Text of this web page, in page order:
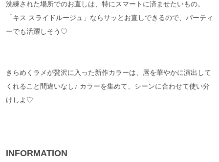
洗練された場所でのお直しは、特にスマートに済ませたいもの。
「キス スライドルージュ」ならサッとお直しできるので、パーティ
ーでも活躍しそう♡
きらめくラメが贅沢に入った新作カラーは、唇を華やかに演出して
くれること間違いなし♪ カラーを集めて、シーンに合わせて使い分
けしよ♡
INFORMATION